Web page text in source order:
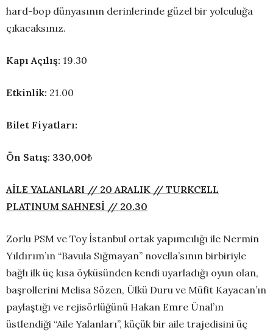
hard-bop dünyasının derinlerinde güzel bir yolculuğa
çıkacaksınız.
Kapı Açılış: 19.30
Etkinlik: 21.00
Bilet Fiyatları:
Ön Satış: 330,00₺
AİLE YALANLARI // 20 ARALIK // TURKCELL
PLATINUM SAHNESİ // 20.30
Zorlu PSM ve Toy İstanbul ortak yapımcılığı ile Nermin
Yıldırım’ın “Bavula Sığmayan” novella’sının birbiriyle
bağlı ilk üç kısa öyküsünden kendi uyarladığı oyun olan,
başrollerini Melisa Sözen, Ülkü Duru ve Müfit Kayacan’ın
paylaştığı ve rejisörlüğünü Hakan Emre Ünal’ın
üstlendiği “Aile Yalanları”, küçük bir aile trajedisini üç